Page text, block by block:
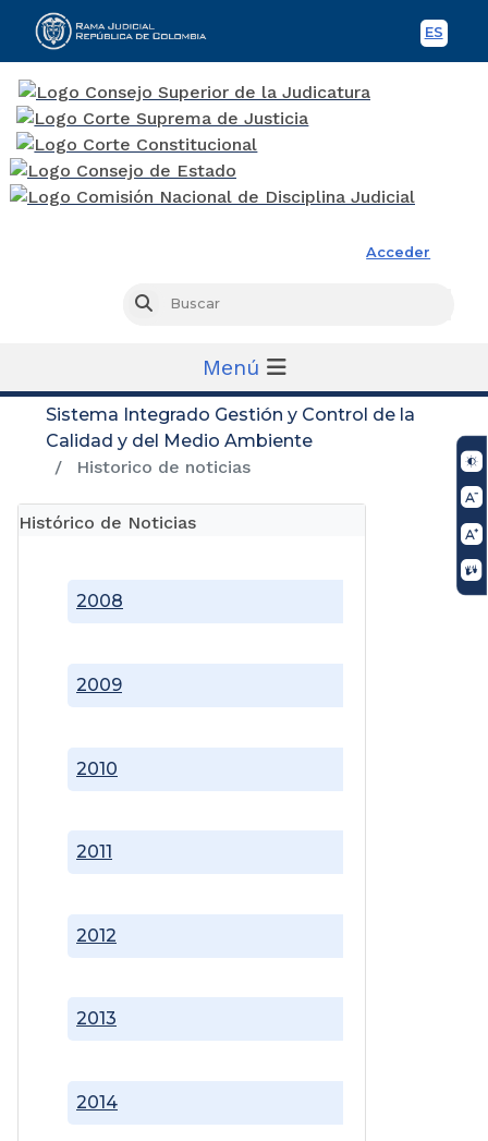
ES
Acceder
Buscar
Menú
Sistema Integrado Gestión y Control de la
Calidad y del Medio Ambiente
Historico de noticias
Histórico de Noticias
2008
2009
2010
2011
2012
2013
2014